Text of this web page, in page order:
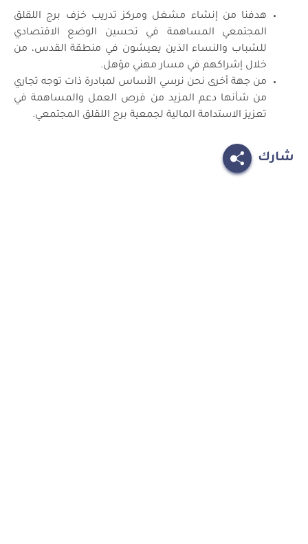
هدفنا من إنشاء مشغل ومركز تدريب خزف برج اللقلق
المجتمعي المساهمة في تحسين الوضع الاقتصادي
للشباب والنساء الذين يعيشون في منطقة القدس، من
خلال إشراكهم في مسار مهني مؤهل.
من جهة أخرى نحن نرسي الأساس لمبادرة ذات توجه تجاري
من شأنها دعم المزيد من فرص العمل والمساهمة في
تعزيز الاستدامة المالية لجمعية برج اللقلق المجتمعي.
شارك